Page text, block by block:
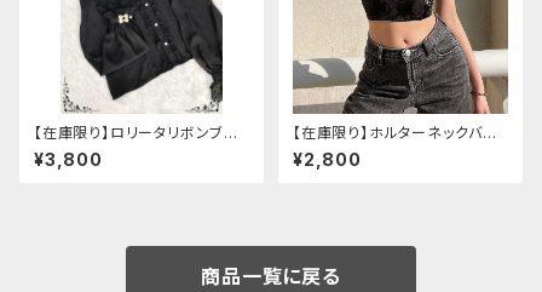
【在庫限り】ロリータリボンブラ
ウス：フリーサイズ
¥3,800
【在庫限り】ホルターネックバッ
クリボンチャイナシャツ
¥2,800
商品一覧に戻る